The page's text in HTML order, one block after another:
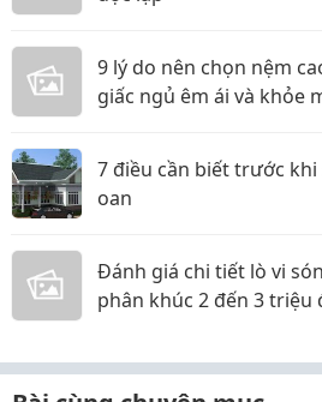
9 lý do nên chọn nệm
giấc ngủ êm ái và khỏe
7 điều cần biết trước
oan
Đánh giá chi tiết lò vi
phân khúc 2 đến 3 triệu